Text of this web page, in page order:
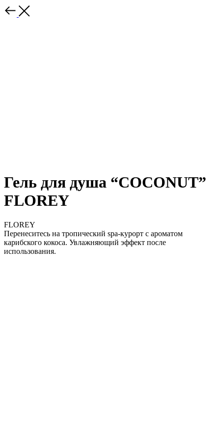
Гель для душа “COCONUT”
FLOREY
FLOREY
Перенеситесь на тропический spa-курорт с ароматом
карибского кокоса. Увлажняющий эффект после
использования.